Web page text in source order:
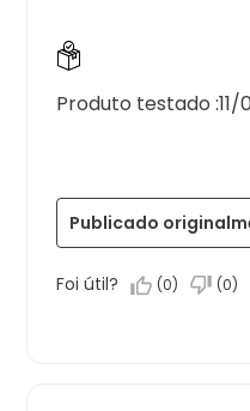
Produto testado :
Publicado
Foi útil? (0) (0)